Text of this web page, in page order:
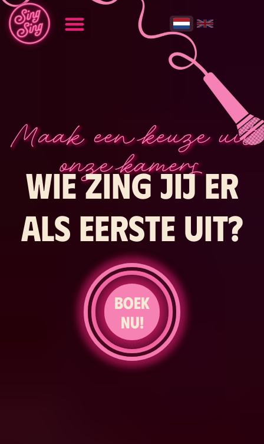
Maak een keuze uit
onze kamers
Wie zing jij er
als eerste uit?
Boek
nu!